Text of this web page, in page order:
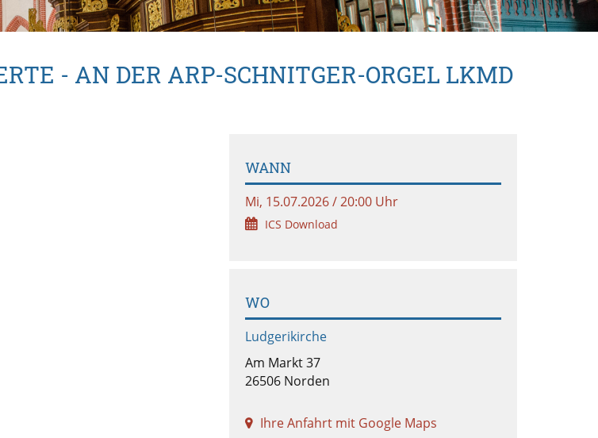
- AN DER ARP-SCHNITGER-ORGEL LKMD
WANN
Mi, 15.07.2026 / 20:00 Uhr
ICS Download
WO
Ludgerikirche
Am Markt 37
26506 Norden
Ihre Anfahrt mit Google Maps